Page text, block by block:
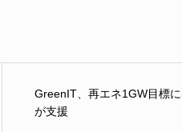
GreenIT、再エネ1GW目標
が支援